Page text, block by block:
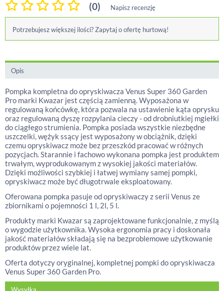
(0) Napisz recenzję
Potrzebujesz większej ilości? Zapytaj o ofertę hurtową!
Opis
Pompka kompletna do opryskiwacza Venus Super 360 Garden
Pro marki Kwazar jest częścią zamienną. Wyposażona w
regulowaną końcówkę, która pozwala na ustawienie kąta oprysku
oraz regulowaną dyszę rozpylania cieczy - od drobniutkiej mgiełki
do ciągłego strumienia. Pompka posiada wszystkie niezbędne
uszczelki, wężyk ssący jest wyposażony w obciążnik, dzięki
czemu opryskiwacz może bez przeszkód pracować w różnych
pozycjach. Starannie i fachowo wykonana pompka jest produktem
trwałym, wyprodukowanym z wysokiej jakości materiałów.
Dzięki możliwości szybkiej i łatwej wymiany samej pompki,
opryskiwacz może być długotrwale eksploatowany.
Oferowana pompka pasuje od opryskiwaczy z serii Venus ze
zbiornikami o pojemności 1 l, 2l, 5 l.
Produkty marki Kwazar są zaprojektowane funkcjonalnie, z myślą
o wygodzie użytkownika. Wysoka ergonomia pracy i doskonała
jakość materiałów składają się na bezproblemowe użytkowanie
produktów przez wiele lat.
Oferta dotyczy oryginalnej, kompletnej pompki do opryskiwacza
Venus Super 360 Garden Pro.